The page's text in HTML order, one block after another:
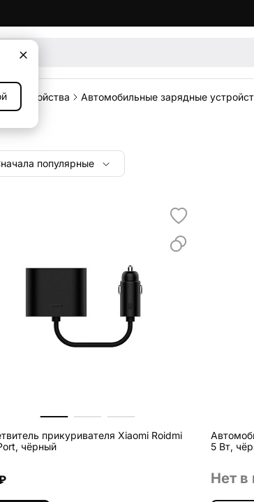
устройства Автомобильные зарядные
популярные
прикуривателя Xiaomi Roidmi
чёрный
5 Вт,
Нет в